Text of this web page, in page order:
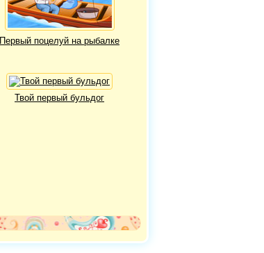
Первый поцелуй на рыбалке
Твой первый бульдог